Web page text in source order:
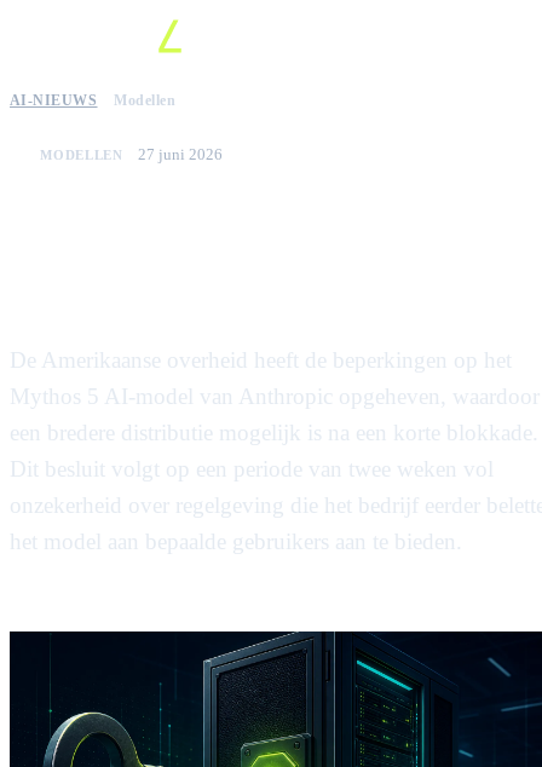
AI-NIEUWS Modellen
MODELLEN 27 juni 2026
De Amerikaanse overheid heeft de beperkingen op het
Mythos 5 AI-model van Anthropic opgeheven, waardoor
een bredere distributie mogelijk is na een korte blokkade.
Dit besluit volgt op een periode van twee weken vol
onzekerheid over regelgeving die het bedrijf eerder
het model aan bepaalde gebruikers aan te bieden.